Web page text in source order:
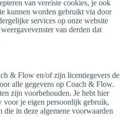
van vereiste cookies, je ook
kunnen worden gebruikt via door
services op onze website
van derden dat
& Flow en/of zijn licentiegevers de
alle gegevens op Coach & Flow.
zijn voorbehouden. Je hebt hier
voor je eigen persoonlijk gebruik,
die in deze algemene voorwaarden